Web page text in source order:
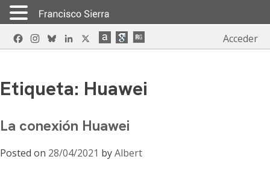
Skip
to
FacebookInstagram
BlueskyLinkedIn Acceder
Etiqueta: Huawei
La conexión Huawei
Posted on 28/04/2021 byAlbert